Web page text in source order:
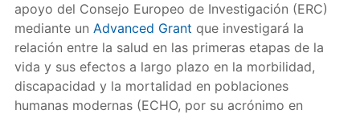
apoyo del Consejo Europeo de Investigación (ERC)
mediante un Advanced Grant que investigará la
relación entre la salud en las primeras etapas de la
vida y sus efectos a largo plazo en la morbilidad,
discapacidad y la mortalidad en poblaciones
humanas modernas (ECHO, por su acrónimo en